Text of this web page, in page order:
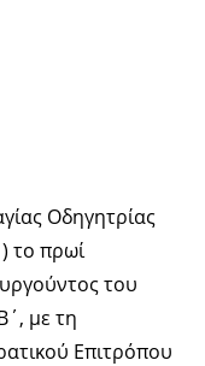
Οδηγητρίας
το πρωί
του
με τη
Επιτρόπου